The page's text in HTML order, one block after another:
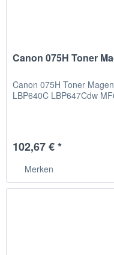
Canon 075H Toner
Canon 075H Toner
LBP640C LBP647Cdw
102,67 € *
Merken